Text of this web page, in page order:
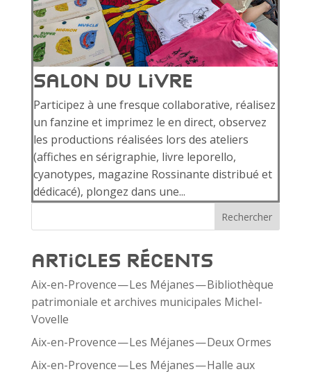
Salon du livre
Participez à une fresque collaborative, réalisez
un fanzine et imprimez le en direct, observez
les productions réalisées lors des ateliers
(affiches en sérigraphie, livre leporello,
cyanotypes, magazine Rossinante distribué et
dédicacé), plongez dans une...
Rechercher
Articles récents
Aix-​en-​Provence — Les Méjanes — Bibliothèque
patrimoniale et archives municipales Michel-
Vovelle
Aix-​en-​Provence — Les Méjanes — Deux Ormes
Aix-​en-​Provence — Les Méjanes — Halle aux